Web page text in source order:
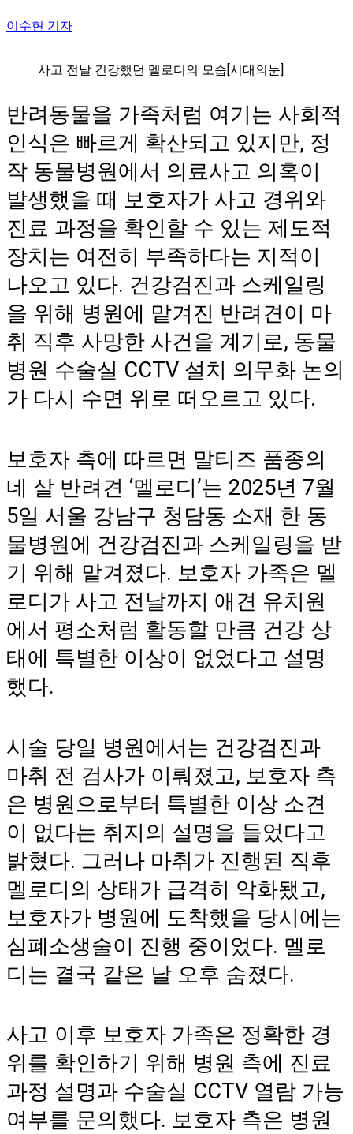
이수현 기자
사고 전날 건강했던 멜로디의 모습[시대의눈]
반려동물을 가족처럼 여기는 사회적
인식은 빠르게 확산되고 있지만, 정
작 동물병원에서 의료사고 의혹이
발생했을 때 보호자가 사고 경위와
진료 과정을 확인할 수 있는 제도적
장치는 여전히 부족하다는 지적이
나오고 있다. 건강검진과 스케일링
을 위해 병원에 맡겨진 반려견이 마
취 직후 사망한 사건을 계기로, 동물
병원 수술실 CCTV 설치 의무화 논의
가 다시 수면 위로 떠오르고 있다.
보호자 측에 따르면 말티즈 품종의
네 살 반려견 ‘멜로디’는 2025년 7월
5일 서울 강남구 청담동 소재 한 동
물병원에 건강검진과 스케일링을 받
기 위해 맡겨졌다. 보호자 가족은 멜
로디가 사고 전날까지 애견 유치원
에서 평소처럼 활동할 만큼 건강 상
태에 특별한 이상이 없었다고 설명
했다.
시술 당일 병원에서는 건강검진과
마취 전 검사가 이뤄졌고, 보호자 측
은 병원으로부터 특별한 이상 소견
이 없다는 취지의 설명을 들었다고
밝혔다. 그러나 마취가 진행된 직후
멜로디의 상태가 급격히 악화됐고,
보호자가 병원에 도착했을 당시에는
심폐소생술이 진행 중이었다. 멜로
디는 결국 같은 날 오후 숨졌다.
사고 이후 보호자 가족은 정확한 경
위를 확인하기 위해 병원 측에 진료
과정 설명과 수술실 CCTV 열람 가능
여부를 문의했다. 보호자 측은 병원